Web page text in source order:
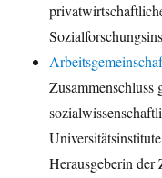
Zusammenschluss
Herausgeberin der